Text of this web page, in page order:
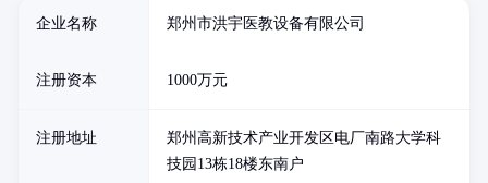
企业名称 郑州市洪宇医教设备有限公司
注册资本 1000万元
注册地址
郑州高新技术产业开发区电厂南路大学科
技园13栋18楼东南户